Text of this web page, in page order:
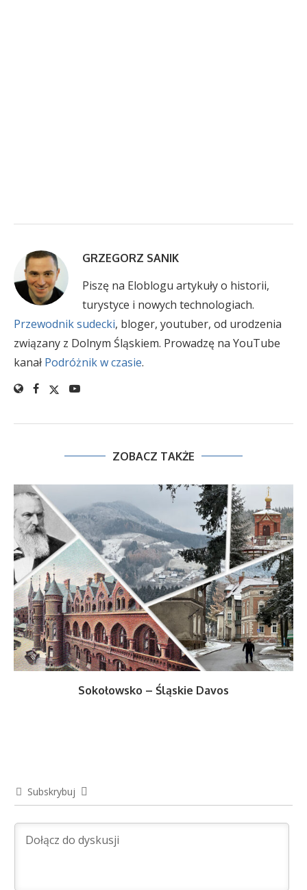
GRZEGORZ SANIK
Piszę na Eloblogu artykuły o historii,
turystyce i nowych technologiach.
Przewodnik sudecki, bloger, youtuber, od urodzenia
związany z Dolnym Śląskiem. Prowadzę na YouTube
kanał Podróżnik w czasie.
ZOBACZ TAKŻE
Sokołowsko – Śląskie Davos
Subskrybuj